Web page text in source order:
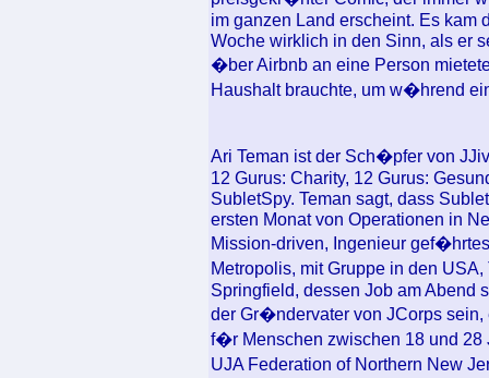
im ganzen Land erscheint. Es kam
Woche wirklich in den Sinn, als er
�ber Airbnb an eine Person
Haushalt brauchte, um w�hrend
Ari Teman ist der Sch�pfer von
12 Gurus: Charity, 12 Gurus:
SubletSpy. Teman sagt, dass
ersten Monat von Operationen in
Mission-driven, Ingenieur
Metropolis, mit Gruppe in den
Springfield, dessen Job am Abend
der Gr�ndervater von JCorps
f�r Menschen zwischen 18 und 28
UJA Federation of Northern New